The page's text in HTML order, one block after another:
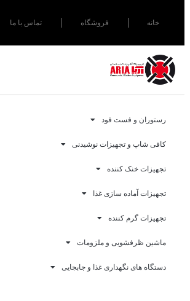
خانه فروشگاه تماس با ما
رستوران و فست فود
کافی شاپ و تجهیزات نوشیدنی
تجهیزات خنک کننده
تجهیزات آماده سازی غذا
تجهیزات گرم کننده
ماشین ظرفشویی و ملزومات
دستگاه های نگهداری غذا و جابجایی